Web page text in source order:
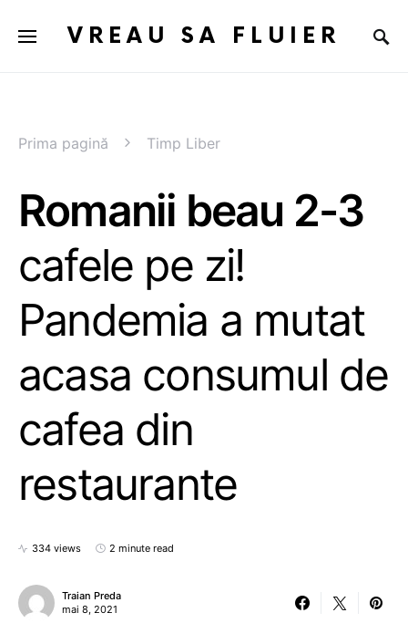
VREAU SA FLUIER
Prima pagină Timp Liber
Romanii beau 2-3
cafele pe zi!
Pandemia a mutat
acasa consumul de
cafea din
restaurante
334 views 2 minute read
Traian Preda
mai 8, 2021